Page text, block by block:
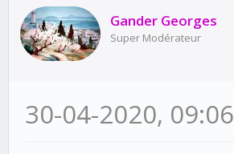
Gander Georges
Super Modérateur
30-04-2020, 09:06